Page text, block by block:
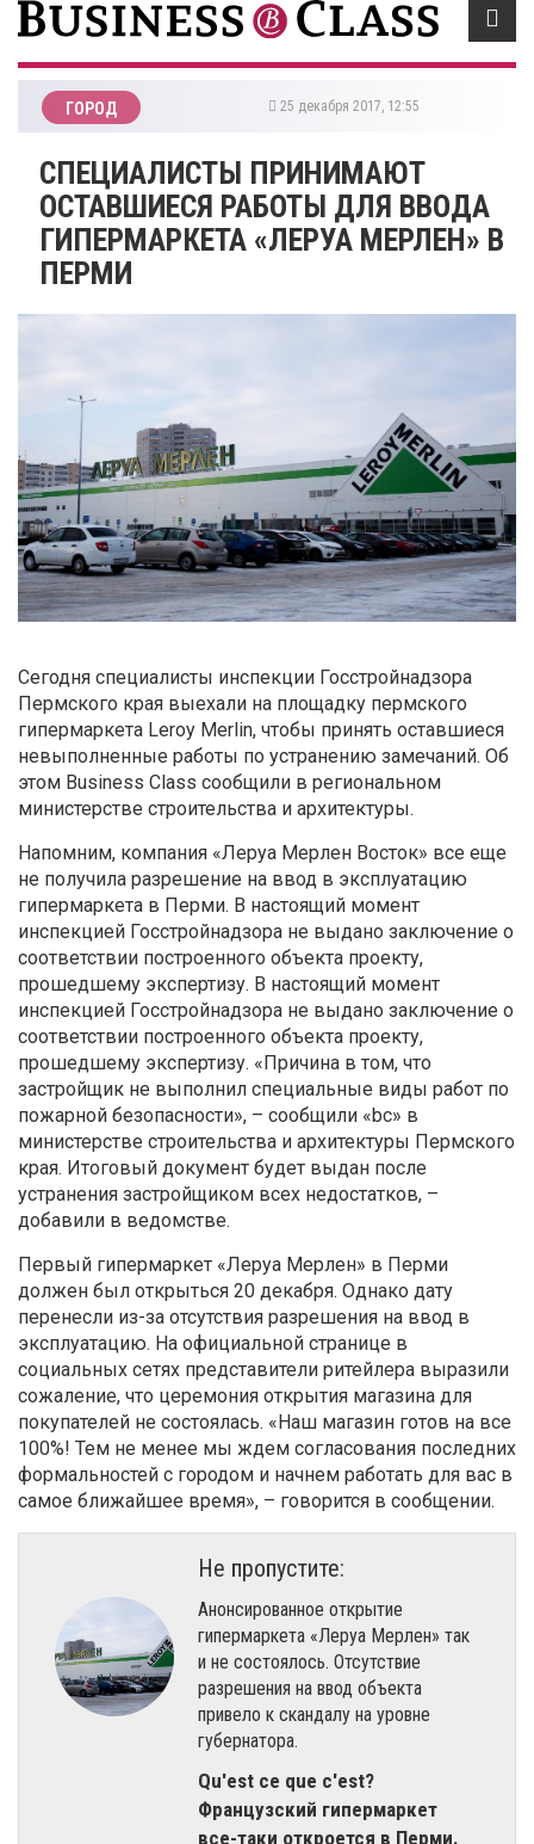
ГОРОД 25 декабря 2017, 12:55
СПЕЦИАЛИСТЫ ПРИНИМАЮТ
ОСТАВШИЕСЯ РАБОТЫ ДЛЯ ВВОДА
ГИПЕРМАРКЕТА «ЛЕРУА МЕРЛЕН» В
ПЕРМИ
Сегодня специалисты инспекции Госстройнадзора
Пермского края выехали на площадку пермского
гипермаркета Leroy Merlin, чтобы принять оставшиеся
невыполненные работы по устранению замечаний. Об
этом Business Class сообщили в региональном
министерстве строительства и архитектуры.
Напомним, компания «Леруа Мерлен Восток» все еще
не получила разрешение на ввод в эксплуатацию
гипермаркета в Перми. В настоящий момент
инспекцией Госстройнадзора не выдано заключение о
соответствии построенного объекта проекту,
прошедшему экспертизу. В настоящий момент
инспекцией Госстройнадзора не выдано заключение о
соответствии построенного объекта проекту,
прошедшему экспертизу. «Причина в том, что
застройщик не выполнил специальные виды работ по
пожарной безопасности», – сообщили «bc» в
министерстве строительства и архитектуры Пермского
края. Итоговый документ будет выдан после
устранения застройщиком всех недостатков, –
добавили в ведомстве.
Первый гипермаркет «Леруа Мерлен» в Перми
должен был открыться 20 декабря. Однако дату
перенесли из-за отсутствия разрешения на ввод в
эксплуатацию. На официальной странице в
социальных сетях представители ритейлера выразили
сожаление, что церемония открытия магазина для
покупателей не состоялась. «Наш магазин готов на все
100%! Тем не менее мы ждем согласования последних
формальностей с городом и начнем работать для вас в
самое ближайшее время», – говорится в сообщении.
Не пропустите:
Анонсированное открытие
гипермаркета «Леруа Мерлен» так
и не состоялось. Отсутствие
разрешения на ввод объекта
привело к скандалу на уровне
губернатора.
Qu'est ce que c'est?
Французский гипермаркет
все-таки откроется в Перми.